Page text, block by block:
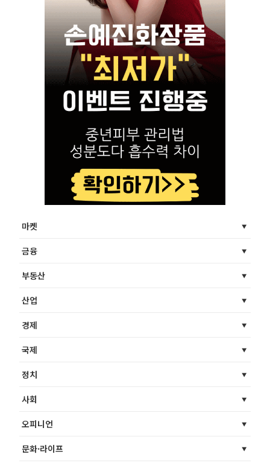
마켓
금융
부동산
산업
경제
국제
정치
사회
오피니언
문화·라이프